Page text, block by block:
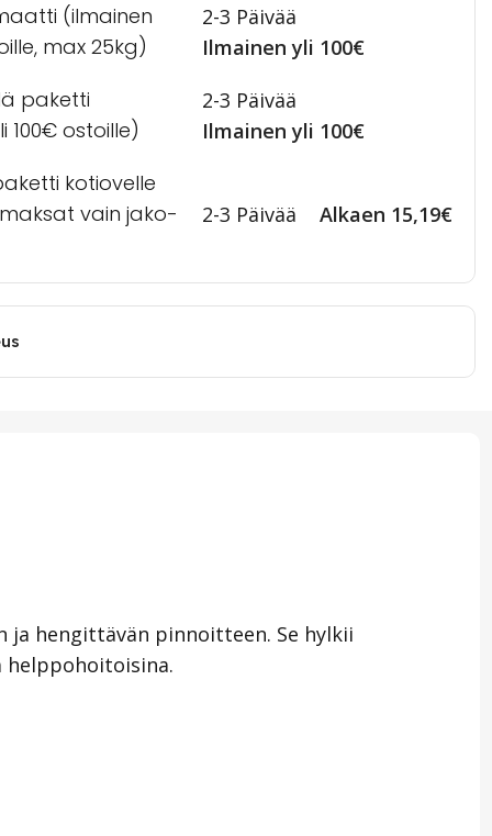
(ilmainen
max 25kg)
2-3 Päivää
Ilmainen yli 100€
paketti
100€ ostoille)
2-3 Päivää
Ilmainen yli 100€
kotiovelle
vain jako-
2-3 Päivää Alkaen 15,19€
ja hengittävän pinnoitteen. Se hylkii
helppohoitoisina.